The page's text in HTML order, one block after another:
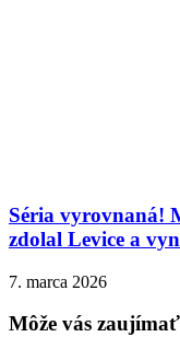
Séria vyrovnaná!
zdolal Levice a
7. marca 2026
Môže vás zaujímať